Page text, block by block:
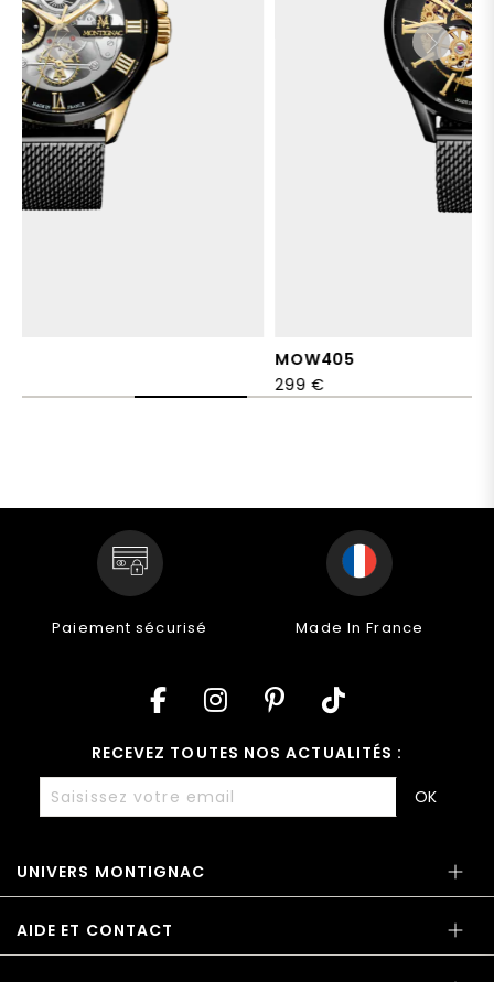
Paiement sécurisé Made In France
UNIVERS MONTIGNAC
AIDE ET CONTACT
RECEVEZ TOUTES NOS ACTUALITÉS :
OK